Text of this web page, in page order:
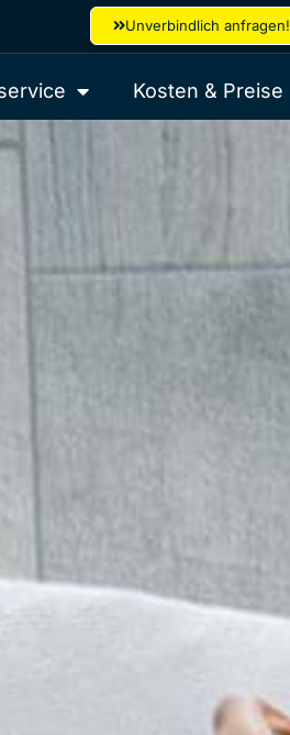
Unverbindlich anfragen!
Kosten & Preise